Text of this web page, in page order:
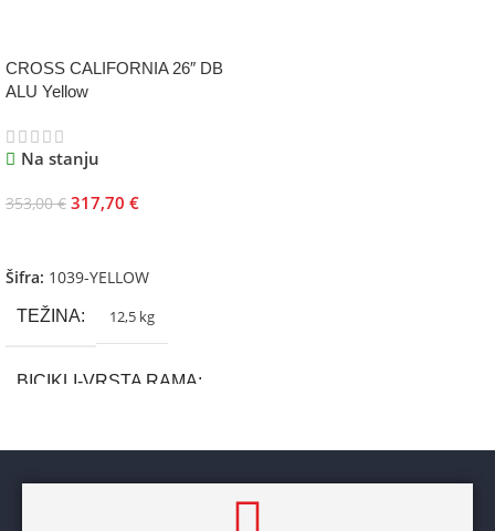
CROSS CALIFORNIA 26″ DB
ALU Yellow
Na stanju
353,00€ 317,70 €
Šifra: 1039-YELLOW
TEŽINA 12,5 kg
BICIKLI-VRSTA RAMA